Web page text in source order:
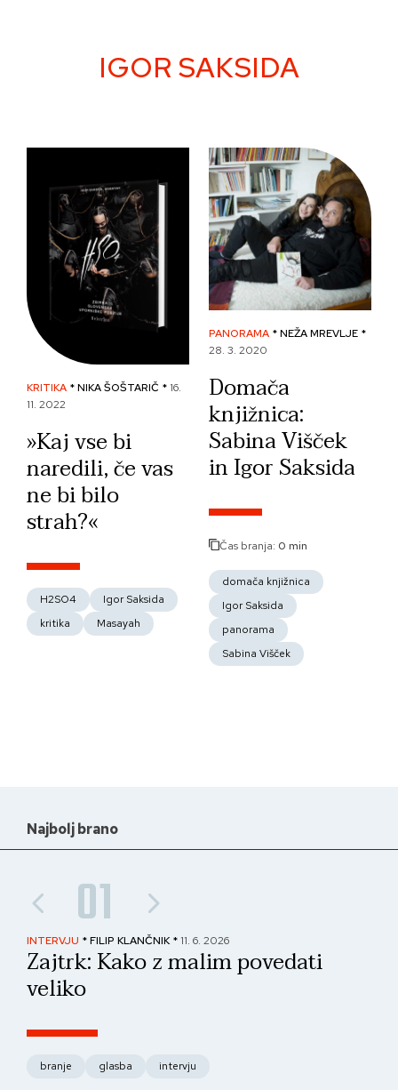
IGOR SAKSIDA
KRITIKA * NIKA ŠOŠTARIČ * 16.
11. 2022
»Kaj vse bi
naredili, če vas
ne bi bilo
strah?«
H2SO4
Igor Saksida
kritika
Masayah
PANORAMA * NEŽA MREVLJE *
28. 3. 2020
Domača
knjižnica:
Sabina Višček
in Igor Saksida
Čas branja: 0 min
domača knjižnica
Igor Saksida
panorama
Sabina Višček
Najbolj brano
01
INTERVJU * FILIP KLANČNIK * 11. 6. 2026
Zajtrk: Kako z malim povedati
veliko
branje glasba intervju